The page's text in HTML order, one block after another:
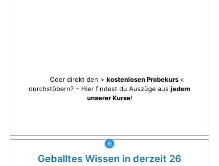
Oder direkt den > kostenlosen Probekurs <
durchstöbern? – Hier findest du Auszüge aus jedem
unserer Kurse!
Geballtes Wissen in derzeit 26